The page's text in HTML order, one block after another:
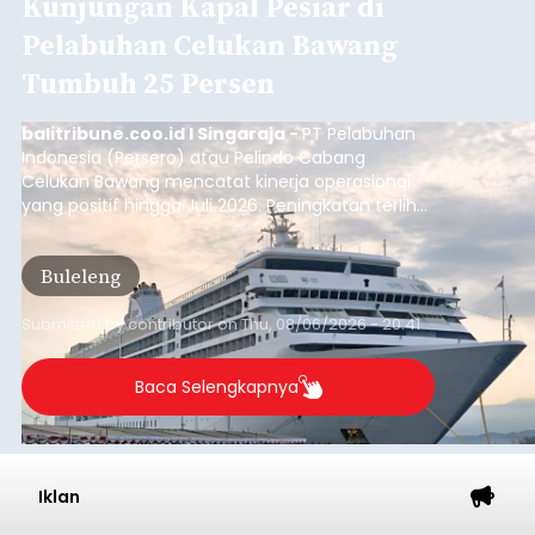
Pelabuhan Celukan Bawang
Tumbuh 25 Persen
balitribune.coo.id I Singaraja -PT Pelabuhan
Indonesia (Persero) atau Pelindo Cabang
Celukan Bawang mencatat kinerja operasional
yang positif hingga Juli 2026. Peningkatan terlihat
dari arus kapal yang mencapai 1,48 juta Gross
Tonnage (GT), atau tumbuh 12,4 persen
dibandingkan periode yang sama tahun lalu
yang tercatat sebesar 1,32 juta GT.
Buleleng
Submitted bycontributoronThu, 08/06/2026 - 20:41
Baca Selengkapnya
Iklan